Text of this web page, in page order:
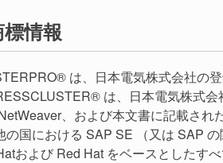
情報
は、日本電気株式会社の登
は、日本電気株式会
、および本文書に記載され
の国における SAP SE （又は SAP
および Red Hat をベースとしたす